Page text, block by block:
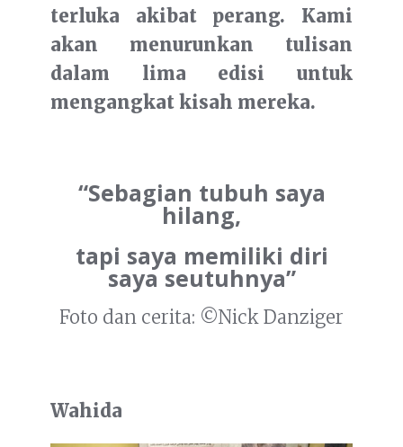
terluka akibat perang. Kami
akan menurunkan tulisan
dalam lima edisi untuk
mengangkat kisah mereka.
“Sebagian tubuh saya
hilang,
tapi saya memiliki diri
saya seutuhnya”
Foto dan cerita: ©Nick Danziger
Wahida